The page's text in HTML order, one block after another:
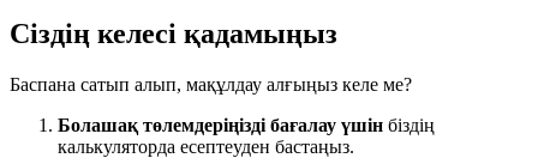
Сіздің келесі қадамыңыз
Баспана сатып алып, мақұлдау алғыңыз келе ме?
Болашақ төлемдеріңізді бағалау үшін біздің
калькуляторда есептеуден бастаңыз.